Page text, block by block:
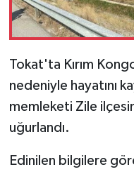
Tokat'ta Kırım
nedeniyle hayatını
memleketi Zile
uğurlandı.
Edinilen bilgilere